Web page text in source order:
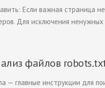
Если важная страница
Для исключения
файлов
— главные инструкции для